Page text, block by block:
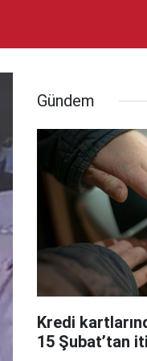
Gündem
Kredi
15 Şubat’tan